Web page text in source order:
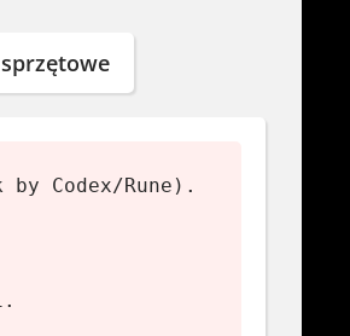
VRAM)
Codex/Rune).